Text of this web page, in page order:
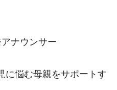
ナウンサー
に悩む母親をサポートす